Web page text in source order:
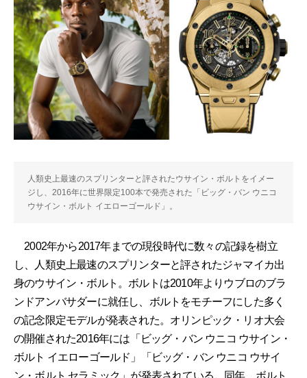
人類史上最速のスプリンターと評されたウサイン・ボルトをイメー
ジし、2016年に世界限定100本で発売された「ビッグ・バン ウニコ
ウサイン・ボルト イエローゴールド」。
2002年から2017年までの現役時代に数々の記録を樹立
し、人類史上最速のスプリンターと評されたジャマイカ出
身のウサイン・ボルト。ボルトは2010年よりウブロのブラ
ンドアンバサダーに就任し、ボルトをモチーフにした多く
の記念限定モデルが発表された。オリンピック・リオ大会
の開催された2016年には「ビッグ・バン ウニコ ウサイン・
ボルト イエローゴールド」「ビッグ・バン ウニコ ウサイ
ン・ボルト セラミック」が発表されている。同年、ボルト